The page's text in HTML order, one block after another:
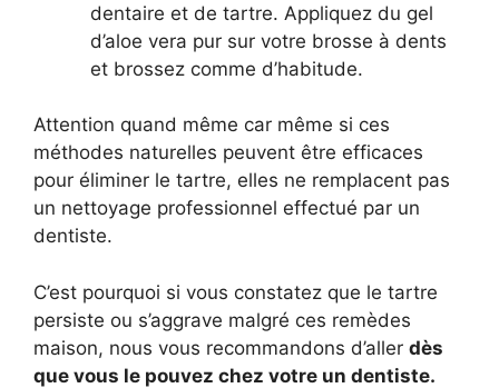
dentaire et de tartre. Appliquez du gel
d’aloe vera pur sur votre brosse à dents
et brossez comme d’habitude.
Attention quand même car même si ces
méthodes naturelles peuvent être efficaces
pour éliminer le tartre, elles ne remplacent pas
un nettoyage professionnel effectué par un
dentiste.
C’est pourquoi si vous constatez que le tartre
persiste ou s’aggrave malgré ces remèdes
maison, nous vous recommandons d’aller dès
que vous le pouvez chez votre un dentiste.